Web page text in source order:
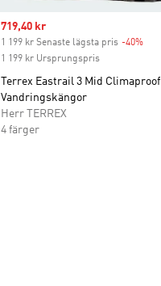
Sale price
719,40 kr
1 199 kr Senaste lägsta pris -40%
1 199 kr Ursprungspris
Terrex Eastrail 3 Mid Climaproof
Vandringskängor
Herr TERREX
4 färger